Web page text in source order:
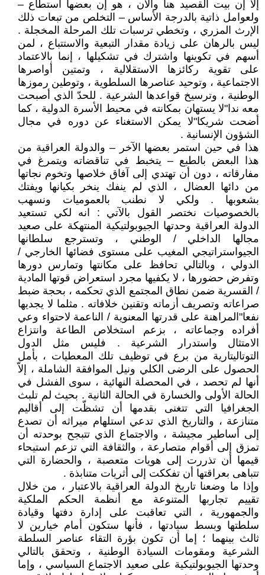
إلاّ إن بيت القصيد هنا والآن ، هو إن بعضها استطاع –
ولعوامل ذاتية بالدرجة الأساس – التخلص من تبعات ذلك
الإرث المزري ، وتخطي ترسبات تلك المرحلة المخجلة .
ليس بالرهان على زيادة مقدار التبعية والاستتباع ، لمن
أسهم في تكوينها واشترك في تشكيلها ، إنما بالاعتماد
على تقوية ركائزها الاستقلالية ، وتمتين أواصرها
الاجتماعية ، وتوحيد عناصرها السلطوية ، وتوطين رموزها
الوطنية ، وترسيخ قواعدها الشرعية . للحدّ الذي أصبحت
معه ندا"لا يستهان بمكانته في محيط الأسرة الدولية ، كما
أضحت شريكا"لا يمكن الاستغناء عن دوره في مجال
الشؤون الإنسانية .
هذا في حين استمر بعضها الآخر – والدولة العراقية من
هذا البعض بالطبع – يتخبط في تناقضاته ويتمرغ في
مفارقاته ، دون أن تهتدي إلى آفاق خلاصها وتخوم نجاتها
من دائها العضال ، الذي لم ينفك ينخر بكيانها ويفتك
بشعوبها . ولكي لا نطنب بالعموميات ونسهب
بالخصوصيات نختصر القول بالآتي : انه لكي تستعيد
الدولة العراقية وحدتها الجيوبولتيكية المنتهكة على صعيد
مجالها الداخلي / الوطني ، وتسترجع سلطانها
الجيواستراتيجي المغيب على مستوى فضائها الخارجي /
الدولي ، وبالتالي تحافظ على مكانتها وتمارس دورها
وتفرض حضورها ، لا يكفيها مجرد استعراض قوتها المادية
/ القسرية ضمن نطاق المجتمع الذي تحكمه ، بحجة ضبط
صراعاته وتصريف أزماته وتقنين خلافاته . مثلما لا يجديها
نفعا"المراهنة على قدرتها المعنوية / الناعمة لاحتواء وعي
أفراده وجماعاته ، بزعم استخلاص الطاعة وانتزاع
الامتثال واستدرار الشرعية . فليس مثل الدول
التوتاليتارية من برع في توظيف تلك المعطيات ، بأمل
الحصول على الرضى الكلي ونيل الموافقة الشاملة ، إلاّ
أنها لم تحصد ، في المحصلة النهائية ، سوى الفشل في
الحالة الأولى والخسارة في الحالة الثانية . بحيث لم تلبث
الجغرافيا التي تتغنى بقدمها أن تشظّت إلى أقاليم
متنازعة ، والتاريخ الذي تدعي استلهام ميراثه أن تصدع
إلى أساطير مجيشة ، والاجتماع الذي تتبجح بوحدته أن
تمزق إلى أقوام متصارعة ، والثقافة التي تزعم استيحاء
قيمها أن تذررت إلى هويات متعصبة ، والحضارة التي
تتباهى بعراقتها أن تفككت إلى أثريات متنابذة .
وإذا ما وضعنا تاريخ الدولة العراقية بالاعتبار ، من خلال
تقييم تجاربها المتنوعة مع أنظمة الحكم الملكية
والجمهورية ، التي تعاقبت على إدارة دفتها وقيادة
سلطتها وبسط سيادتها ، فأنها ستكون أمام خيارين لا
ثالث بينهما ؛ إما أن تكون بؤرة التقاء عناصر السلطة
الشرعية ومقومات السيادة الوطنية ، وتحقق بالتالي
وحدتها الجيوبولتيكية على صعيد الاجتماع السياسي ، وإما